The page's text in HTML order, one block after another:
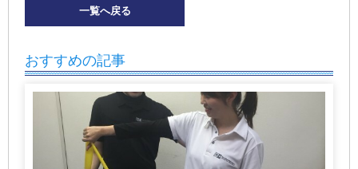
一覧へ戻る
おすすめの記事